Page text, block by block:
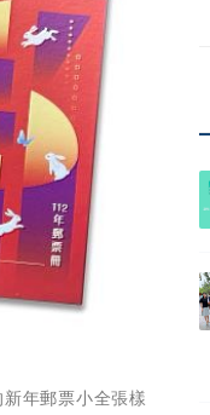
年郵票小全張樣